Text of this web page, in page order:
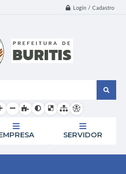
Login / Cadastro
SERVIDOR